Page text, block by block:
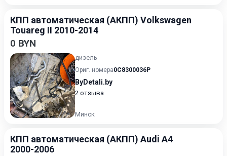
КПП автоматическая (АКПП) Volkswagen
Touareg II 2010-2014
0 BYN
дизель
Ориг. номера0C8300036P
ByDetali.by
2 отзыва
Минск
КПП автоматическая (АКПП) Audi A4
2000-2006